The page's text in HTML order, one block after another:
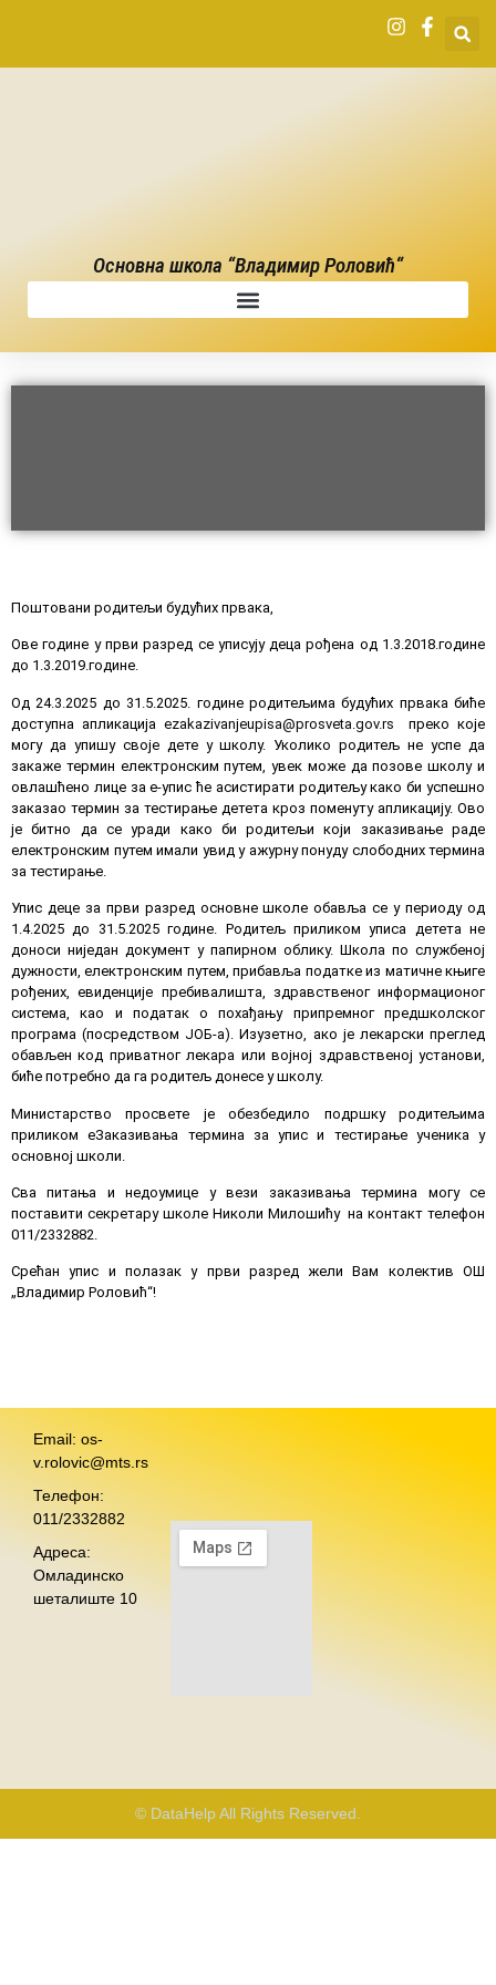
Основна школа “Владимир Роловић“
2025/26.
Поштовани родитељи будућих првака,
Ове године у први разред се уписују деца рођена од 1.3.2018.године
до 1.3.2019.године.
Од 24.3.2025 до 31.5.2025. године родитељима будућих првака биће
доступна апликација ezakazivanjeupisa@prosveta.gov.rs преко које
могу да упишу своје дете у школу. Уколико родитељ не успе да
закаже термин електронским путем, увек може да позове школу и
овлашћено лице за е-упис ће асистирати родитељу како би успешно
заказао термин за тестирање детета кроз поменуту апликацију. Ово
је битно да се уради како би родитељи који заказивање раде
електронским путем имали увид у ажурну понуду слободних термина
за тестирање.
Упис деце за први разред основне школе обавља се у периоду од
1.4.2025 до 31.5.2025 године. Родитељ приликом уписа детета не
доноси ниједан документ у папирном облику. Школа по службеној
дужности, електронским путем, прибавља податке из матичне књиге
рођених, евиденције пребивалишта, здравственог информационог
система, као и податак о похађању припремног предшколског
програма (посредством ЈОБ-а). Изузетно, ако је лекарски преглед
обављен код приватног лекара или војној здравственој установи,
биће потребно да га родитељ донесе у школу.
Министарство просвете је обезбедило подршку родитељима
приликом еЗаказивања термина за упис и тестирање ученика у
основној школи.
Сва питања и недоумице у вези заказивања термина могу се
поставити секретару школе Николи Милошићу на контакт телефон
011/2332882.
Срећан упис и полазак у први разред жели Вам колектив ОШ
„Владимир Роловић“!
Email: os-
v.rolovic@mts.rs
Телефон:
011/2332882
Адреса:
Омладинско
шеталиште 10
© DataHelp All Rights Reserved.